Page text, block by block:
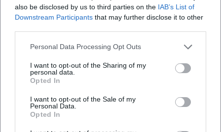
also be disclosed by us to third parties on the IAB’s List of
Downstream Participants that may further disclose it to other
Personal Data Processing Opt Outs
I want to opt-out of the Sharing of my
personal data.
Opted In
I want to opt-out of the Sale of my
Personal Data.
Opted In
konsequent sie „gegen den Strich bürstet“ und heiße Eisen
anfasst, ohne in Effekthascherei zu verfallen. Diese
Musikjournalistische Betrachtung: Form, Timing, „Groove“
der Pointe
Solgas Programme besitzen musikalische Struktur: Auftakt
mit Variation. Ihr „Groove“ liegt im Wechsel von Staccato-
Pointen und legatohaften Erzählbögen; Pausen werden wie